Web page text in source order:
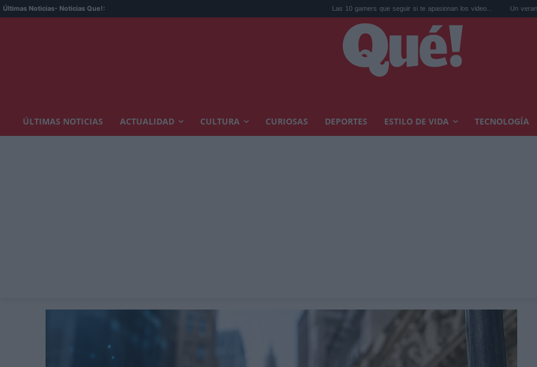
Últimas Noticias- Noticias Que!: Las 10 gamers que seguir si te apasionan los video... Un verano lleno de teatro
ÚLTIMAS NOTICIAS ACTUALIDAD CULTURA CURIOSAS DEPORTES ESTILO DE VIDA TECNOLOGÍA